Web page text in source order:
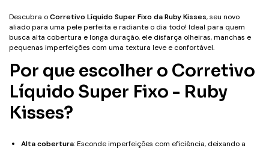
Descubra oCorretivo Líquido Super Fixo da Ruby Kisses, seu novo
aliado para uma pele perfeita e radiante o dia todo! Ideal para quem
busca alta cobertura e longa duração, ele disfarça olheiras, manchas e
pequenas imperfeições com uma textura leve e confortável.
Por que escolher o Corretivo
Líquido Super Fixo - Ruby
Kisses?
Alta cobertura: Esconde imperfeições com eficiência, deixando a